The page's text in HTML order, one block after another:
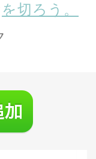
を切ろう。